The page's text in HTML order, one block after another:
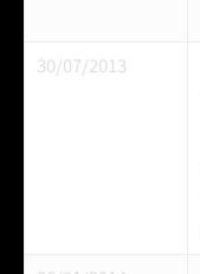
30/07/2013